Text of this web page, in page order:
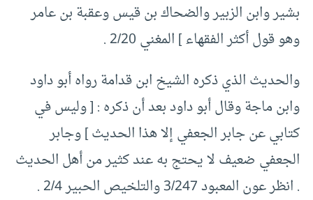
بشير وابن الزبير والضحاك بن قيس وعقبة بن عامر
وهو قول أكثر الفقهاء ] المغني 2/20 .
والحديث الذي ذكره الشيخ ابن قدامة رواه أبو داود
وابن ماجة وقال أبو داود بعد أن ذكره : [ وليس في
كتابي عن جابر الجعفي إلا هذا الحديث ] وجابر
الجعفي ضعيف لا يحتج به عند كثير من أهل الحديث
. انظر عون المعبود 3/247 والتلخيص الحبير 2/4 .